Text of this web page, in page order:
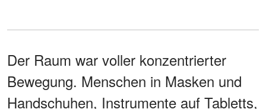
Der Raum war voller konzentrierter
Bewegung. Menschen in Masken und
Handschuhen, Instrumente auf Tabletts,